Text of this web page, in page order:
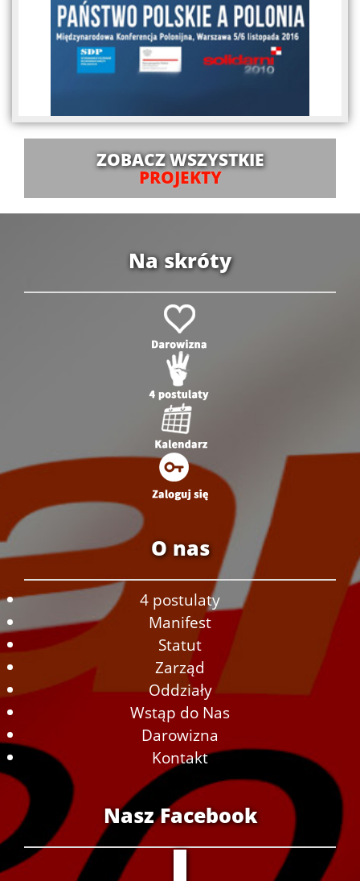
ZOBACZ WSZYSTKIE
PROJEKTY
Na skróty
O nas
4 postulaty
Manifest
Statut
Zarząd
Oddziały
Wstąp do Nas
Darowizna
Kontakt
Nasz Facebook